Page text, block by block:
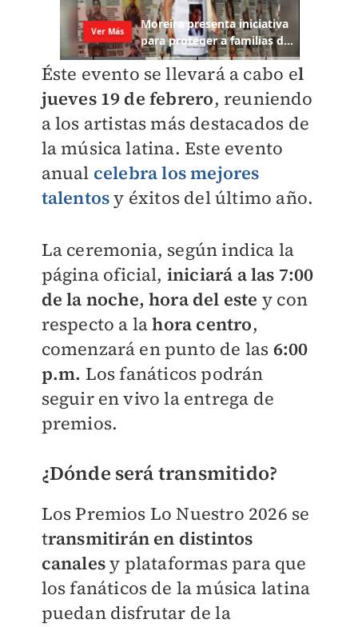
Éste evento se llevará a cabo el
jueves 19 de febrero, reuniendo
a los artistas más destacados de
la música latina. Este evento
anual celebra los mejores
talentosy éxitos del último año.
La ceremonia, según indica la
página oficial, iniciará a las 7:00
de la noche, hora del este y con
respecto a lahora centro,
comenzará en punto de las 6:00
p.m. Los fanáticos podrán
seguir en vivo la entrega de
premios.
¿Dónde será transmitido?
Los Premios Lo Nuestro 2026 se
transmitirán en distintos
canalesy plataformas para que
los fanáticos de la música latina
puedan disfrutar de la